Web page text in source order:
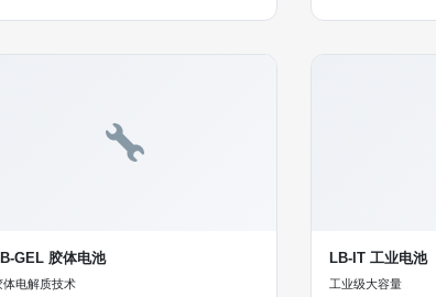
GEL 胶体电池
体电解质技术
LB-IT 工业电池
工业级大容量